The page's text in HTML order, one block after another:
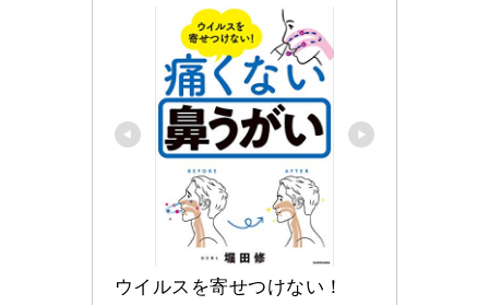
ウイルスを寄せつけない！